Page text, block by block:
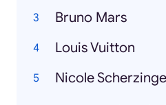
Bruno Mars
Louis Vuitton
Nicole